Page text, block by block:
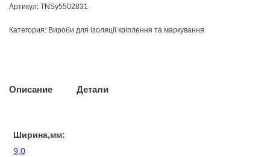
Артикул: TNSy5502831
Категория: Вироби для ізоляції кріплення та маркування
Описание Детали
Ширина,мм:
9,0